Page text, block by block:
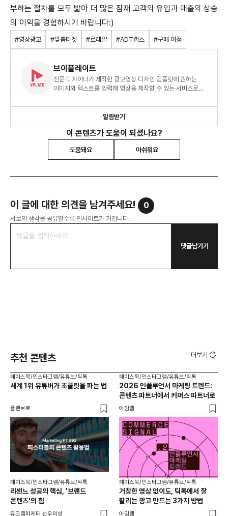
부하는 절차를 모두 밟아 더 많은 잠재 고객의 유입과 매출의 상승
의 이익을 경험하시기 바랍니다:)
#영상광고 #맞춤타겟 #로레얄 #ADT캡스 #구매 여정
브이플레이트
전문 디자이너가 제작한 광고영상 디자인 템플릿에 원하는
이미지와 텍스트를 입력해 영상을 제작할 수 있는 서비스로
알림받기
이 콘텐츠가 도움이 되셨나요?
도움돼요 아쉬워요
이 글에 대한 의견을 남겨주세요! 0
서로의 생각을 공유할수록 인사이트가 커집니다.
댓글남기기
추천 콘텐츠 더보기
페이스북/인스타그램/유튜브/틱톡
세계 1위 유튜버가 초콜릿을 파는 법
플랜브로
페이스북/인스타그램/유튜브/틱톡
2026 인플루언서 마케팅 트렌드:
콘텐츠 파트너에서 커머스 파트너로
아임웹
페이스북/인스타그램/유튜브/틱톡
리센느 성공의 핵심, '브랜드
콘텐츠'의 힘
유크랩마케터 선우의성
페이스북/인스타그램/유튜브/틱톡
거창한 영상 없이도, 틱톡에서 잘
팔리는 광고 만드는 3가지 방법
아임웹